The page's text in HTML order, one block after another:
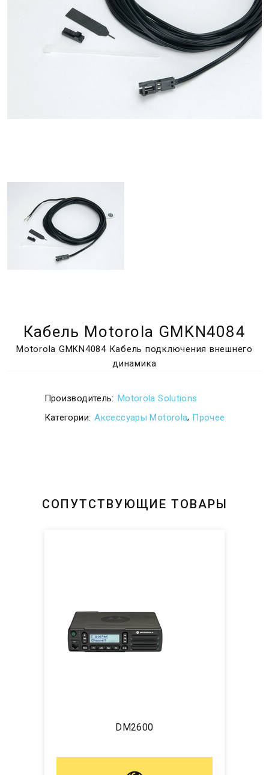
Кабель Motorola GMKN4084
Motorola GMKN4084 Кабель подключения внешнего
динамика
Производитель: Motorola Solutions
Категории: Аксессуары Motorola, Прочее
СОПУТСТВУЮЩИЕ ТОВАРЫ
DM2600